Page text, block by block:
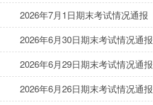
2026年7月1日期末考试情况通报
2026年6月30日期末考试情况通报
2026年6月29日期末考试情况通报
2026年6月26日期末考试情况通报